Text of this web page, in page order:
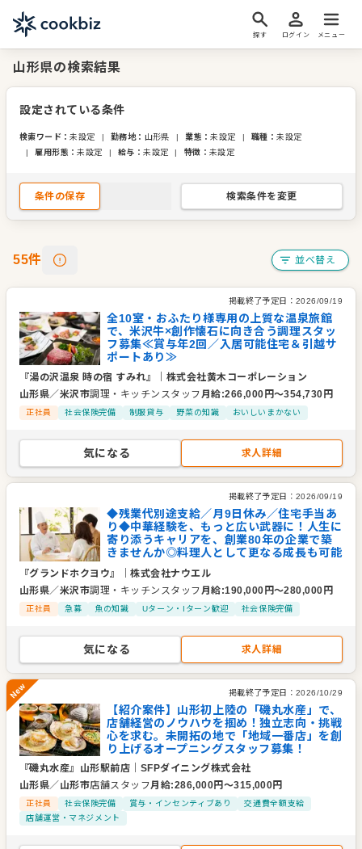
探す ログイン メニュー
山形県の検索結果
設定されている条件
検索ワード ：未設定 | 勤務地： 山形県 | 業態 ：未設定 | 職種 ：未設定
|
雇用形態 ：未設定 | 給与 ：未設定 | 特徴 ：未設定
条件の保存 検索条件を変更
55件 並べ替え
掲載終了予定日： 2026/09/19
全10室・おふたり様専用の上質な温泉旅館
で、米沢牛×創作懐石に向き合う調理スタッ
フ募集≪賞与年2回／入居可能住宅＆引越サ
ポートあり≫
『湯の沢温泉 時の宿 すみれ』
株式会社黄木コーポレーション
山形県／米沢市調理・キッチンスタッフ月給:266,000 円〜354,730 円
正社員 社会保険完備 制服貸与 野菜の知識 おいしいまかない
気になる 求人詳細
掲載終了予定日： 2026/09/19
◆残業代別途支給／月9日休み／住宅手当あ
り◆中華経験を、もっと広い武器に！人生に
寄り添うキャリアを、創業80年の企業で築
きませんか◎料理人として更なる成長も可能
『グランドホクヨウ』 ｜株式会社ナウエル
山形県／米沢市調理・キッチンスタッフ月給:190,000 円〜280,000 円
正社員 急募 魚の知識 Uターン・Iターン歓迎 社会保険完備
気になる 求人詳細
New
掲載終了予定日： 2026/10/29
【紹介案件】山形初上陸の「磯丸水産」で、
店舗経営のノウハウを掴め！独立志向・挑戦
心を求む。未開拓の地で「地域一番店」を創
り上げるオープニングスタッフ募集！
『磯丸水産』山形駅前店
SFPダイニング株式会社
山形県／ 山形市店舗スタッフ月給:286,000円〜315,000円
正社員 社会保険完備 賞与・インセンティブあり
交通費全額支給
店舗運営・マネジメント